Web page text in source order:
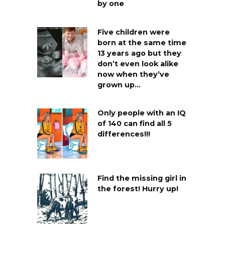
by one
Five children were
born at the same time
13 years ago but they
don’t even look alike
now when they’ve
grown up…
Only people with an IQ
of 140 can find all 5
differences!!!
Find the missing girl in
the forest! Hurry up!